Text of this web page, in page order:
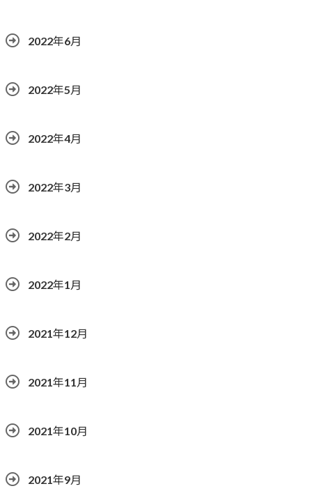
2022年6月
2022年5月
2022年4月
2022年3月
2022年2月
2022年1月
2021年12月
2021年11月
2021年10月
2021年9月